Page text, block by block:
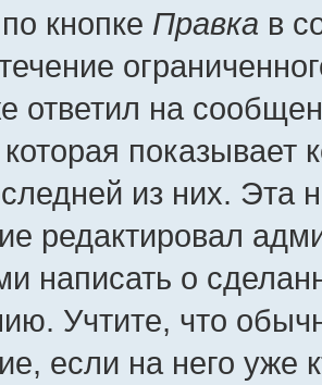
кнопке Правка в
ответил на
показывает
из них. Эта
редактировал
написать о
Учтите, что
если на него уже